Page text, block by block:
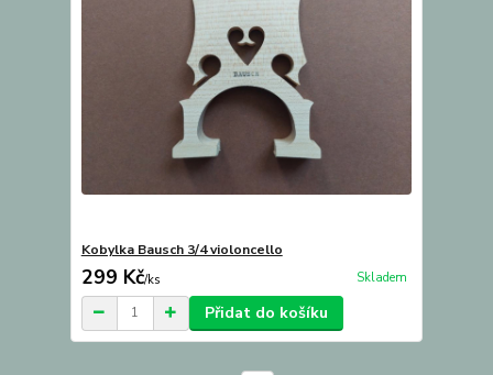
Kobylka Bausch 3/4 violoncello
299 Kč/ks Skladem
Přidat do košíku